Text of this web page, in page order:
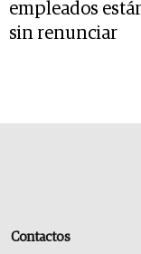
empleados
sin renunciar
Contactos